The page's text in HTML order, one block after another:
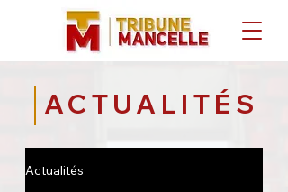
ACTUALITÉS
Actualités